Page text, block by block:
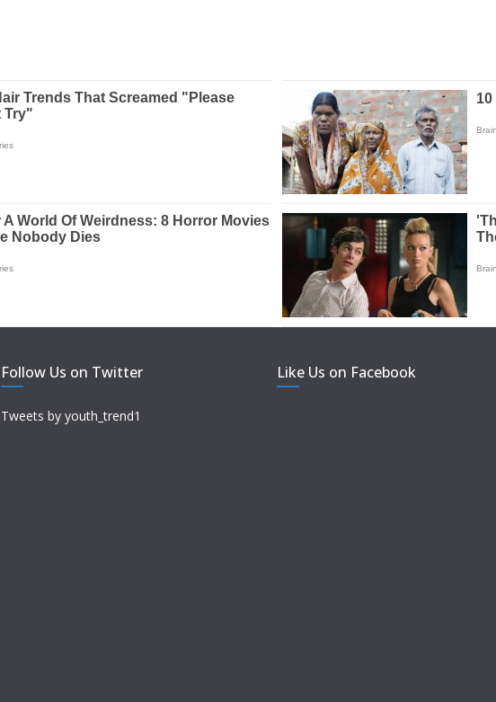
Follow Us on Twitter
Tweets by youth_trend1
Like Us on Facebook